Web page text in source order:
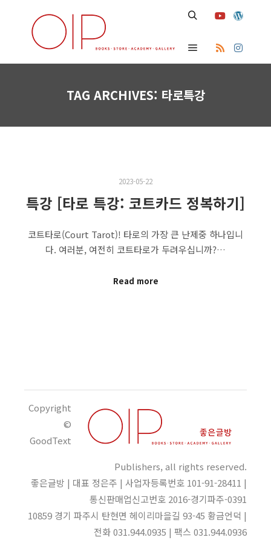
Main menu
TAG ARCHIVES: 타로특강
2023-05-22
특강 [타로 특강: 코트카드 정복하기]
코트타로(Court Tarot)! 타로의 가장 큰 난제중 하나입니
다. 여러분, 여전히 코트타로가 두려우십니까?…
Read more
Copyright
©
GoodText
Publishers, all rights reserved.
좋은글방 | 대표 정은주 | 사업자등록번호 101-91-28411 |
통신판매업신고번호 2016-경기파주-0391
10859 경기 파주시 탄현면 헤이리마을길 93-45 황금언덕 |
전화 031.944.0935 | 팩스 031.944.0936